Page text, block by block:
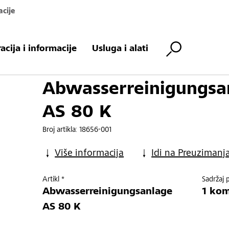
i informacije Usluga i alati
AS 80 K
AS 80 K
Broj artikla:18656-001
Više informacija Idi na
Artikl *
Abwasserreinigungsanlage
AS 80 K
Sadržaj
1